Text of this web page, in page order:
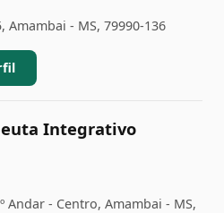
Amambai - MS, 79990-136
Integrativo
Andar - Centro, Amambai - MS,